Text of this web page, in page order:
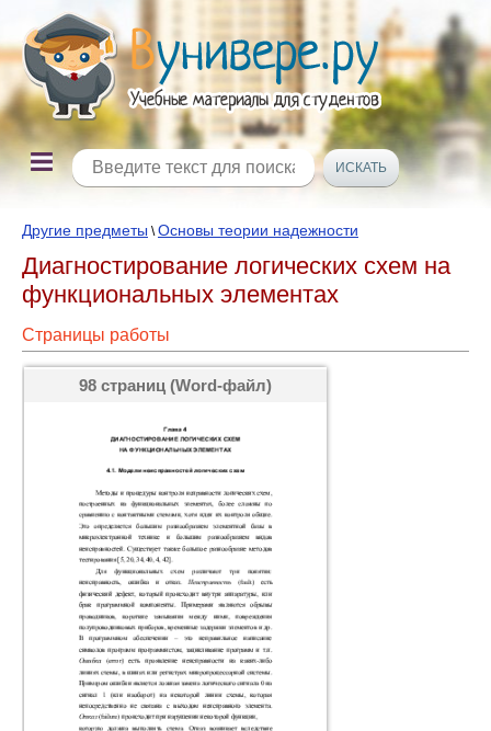
Другие предметы \Основы теории надежности
Диагностирование логических схем на
функциональных элементах
Страницы работы
98 страниц (Word-файл)